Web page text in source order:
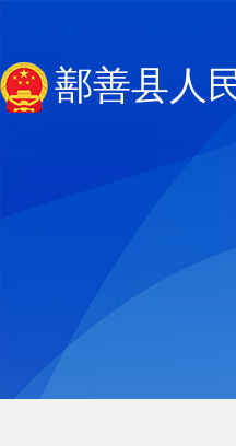
鄯善县人